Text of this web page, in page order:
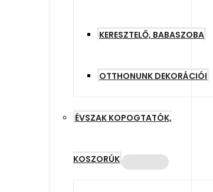
KERESZTELŐ, BABASZOBA
OTTHONUNK DEKORÁCIÓI
ÉVSZAK KOPOGTATÓK,
KOSZORÚK